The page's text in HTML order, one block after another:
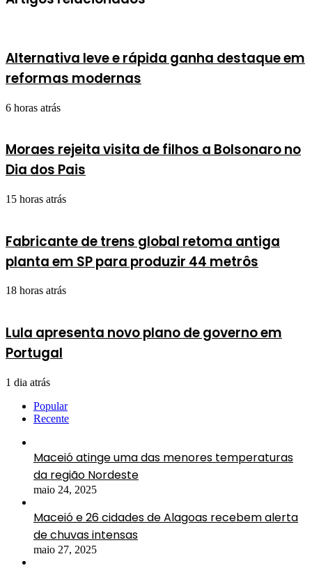
Alternativa leve e rápida ganha destaque em
reformas modernas
6 horas atrás
Moraes rejeita visita de filhos a Bolsonaro no
Dia dos Pais
15 horas atrás
Fabricante de trens global retoma antiga
planta em SP para produzir 44 metrôs
18 horas atrás
Lula apresenta novo plano de governo em
Portugal
1 dia atrás
Popular
Recente
Maceió atinge uma das menores temperaturas
da região Nordeste
maio 24, 2025
Maceió e 26 cidades de Alagoas recebem alerta
de chuvas intensas
maio 27, 2025